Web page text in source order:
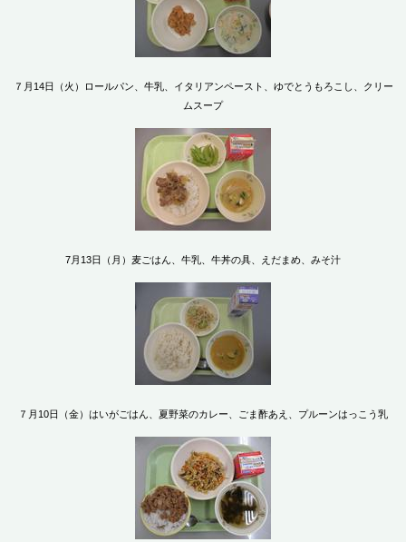
７月14日（火）ロールパン、牛乳、イタリアンペースト、ゆでとうもろこし、クリー
ムスープ
7月13日（月）麦ごはん、牛乳、牛丼の具、えだまめ、みそ汁
７月10日（金）はいがごはん、夏野菜のカレー、ごま酢あえ、プルーンはっこう乳